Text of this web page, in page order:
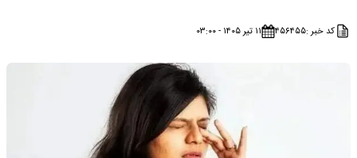
کد خبر :۴۵۶۴۵۵ ۱۱ تیر ۱۴۰۵ - ۰۳:۰۰